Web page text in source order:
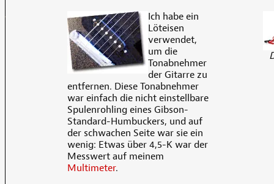
Ich habe ein
Löteisen
verwendet,
um die
Tonabnehmer
der Gitarre zu
entfernen. Diese Tonabnehmer
war einfach die nicht einstellbare
Spulenrohling eines Gibson-
Standard-Humbuckers, und auf
der schwachen Seite war sie ein
wenig: Etwas über 4,5-K war der
Messwert auf meinem
Multimeter.